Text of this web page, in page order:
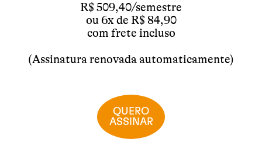
R$ 509,40/semestre
ou 6x de R$ 84,90
com frete incluso
(Assinatura renovada automaticamente)
QUERO
ASSINAR